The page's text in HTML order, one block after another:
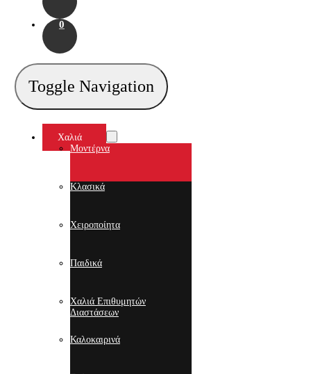
0
Toggle Navigation
Χαλιά
Μοντέρνα
Κλασικά
Χειροποίητα
Παιδικά
Χαλιά Επιθυμητών
Διαστάσεων
Καλοκαιρινά